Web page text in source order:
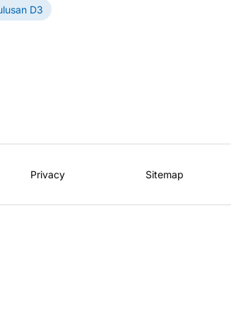
D3
Privacy Sitemap